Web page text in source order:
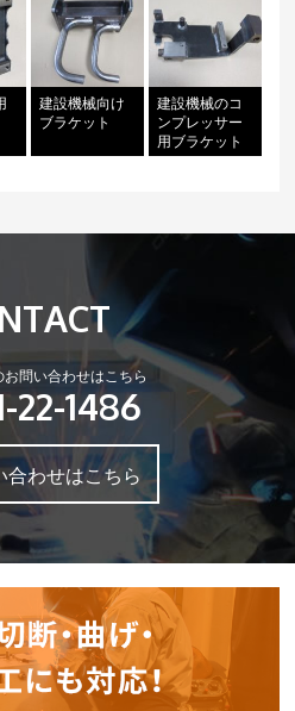
建設機械向け
ブラケット
建設機械のコ
ンプレッサー
用ブラケット
問い合わせはこちら
22-1486
合わせはこちら